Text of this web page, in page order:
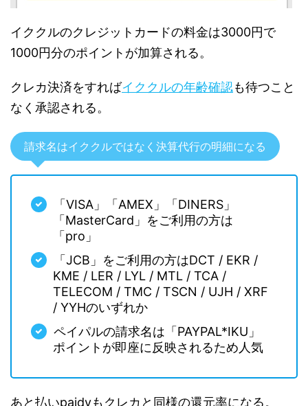
イククルのクレジットカードの料金は3000円で
1000円分のポイントが加算される。
クレカ決済をすればイククルの年齢確認も待つこと
なく承認される。
請求名はイククルではなく決算代行の明細になる
「VISA」「AMEX」「DINERS」
「MasterCard」をご利用の方は
「pro」
「JCB」をご利用の方はDCT / EKR /
KME / LER / LYL / MTL / TCA /
TELECOM / TMC / TSCN / UJH / XRF
/ YYHのいずれか
ペイパルの請求名は「PAYPAL*IKU」
ポイントが即座に反映されるため人気
あと払いpaidyもクレカと同様の還元率になる。